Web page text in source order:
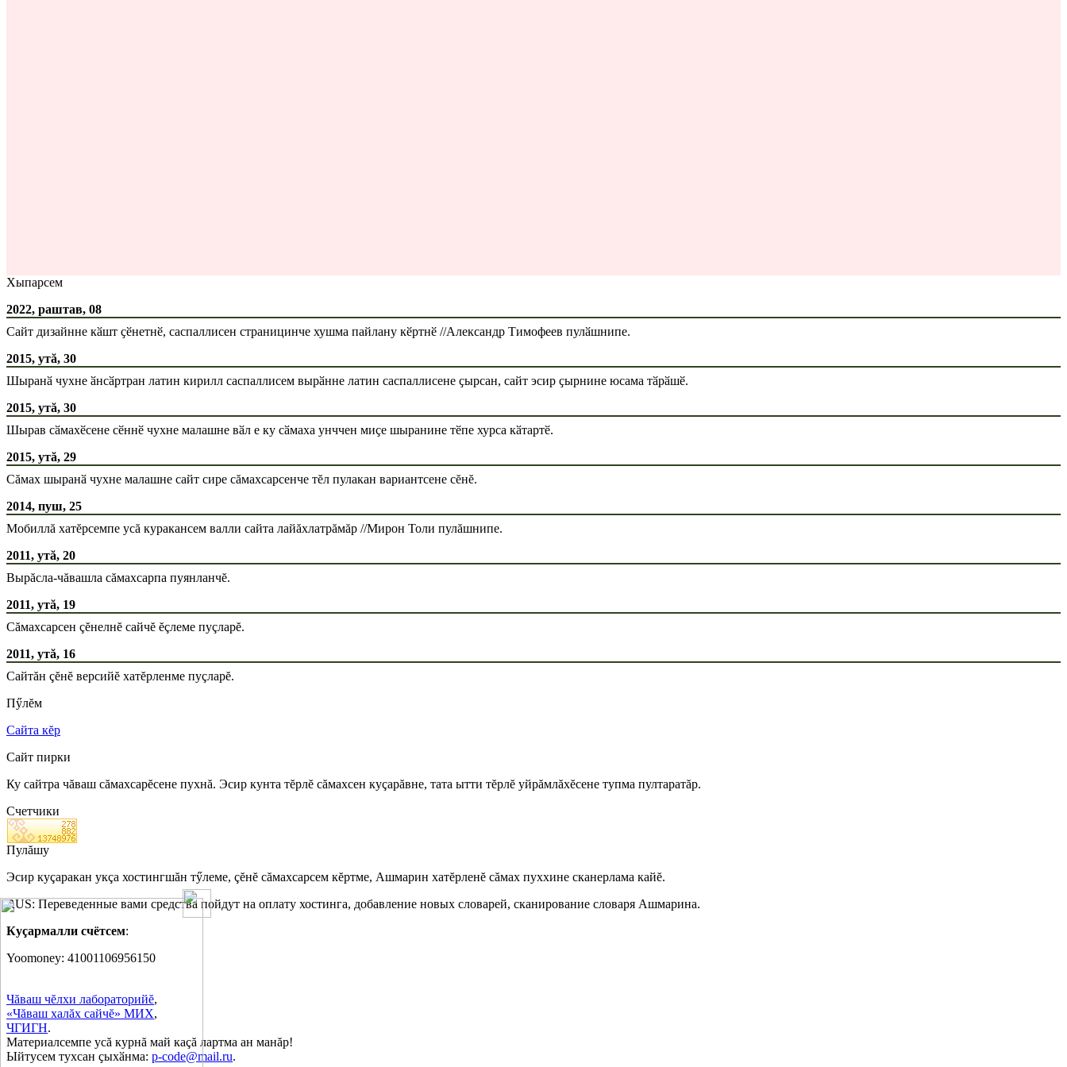
Хыпарсем
2022, раштав, 08
Сайт дизайнне кӑшт ҫӗнетнӗ, саспаллисен страницинче хушма пайлану кӗртнӗ //Александр Тимофеев пулӑшнипе.
2015, утă, 30
Шыранӑ чухне ӑнсӑртран латин кирилл саспаллисем вырӑнне латин саспаллисене ҫырсан, сайт эсир ҫырнине юсама тӑрӑшӗ.
2015, утă, 30
Шырав сӑмахӗсене сӗннӗ чухне малашне вӑл е ку сӑмаха унччен миҫе шыранине тӗпе хурса кӑтартӗ.
2015, утă, 29
Сăмах шыранӑ чухне малашне сайт сире сăмахсарсенче тĕл пулакан вариантсене сĕнĕ.
2014, пуш, 25
Мобиллă хатĕрсемпе усă куракансем валли сайта лайăхлатрăмăр //Мирон Толи пулăшнипе.
2011, утă, 20
Вырăсла-чăвашла сăмахсарпа пуянланчĕ.
2011, утă, 19
Сăмахсарсен çĕнелнĕ сайчĕ ĕçлеме пуçларĕ.
2011, утă, 16
Сайтăн çĕнĕ версийĕ хатĕрленме пуçларĕ.
Пӳлĕм
Сайта кĕр
Сайт пирки
Ку сайтра чăваш сăмахсарĕсене пухнă. Эсир кунта тĕрлĕ сăмахсен куçарăвне, тата ытти тĕрлĕ уйрăмлăхĕсене тупма пултаратăр.
Счетчики
Пулăшу
Эсир куçаракан укçа хостингшăн тӳлеме, çĕнĕ сăмахсарсем кĕртме, Ашмарин хатĕрленĕ сăмах пуххине сканерлама кайĕ.
RUS: Переведенные вами средства пойдут на оплату хостинга, добавление новых словарей, сканирование словаря Ашмарина.
Куçармалли счётсем:
Yoomoney: 41001106956150
Чăваш чĕлхи лабораторийĕ,
«Чăваш халăх сайчĕ» МИХ,
ЧГИГН.
Материалсемпе усă курнă май каçă лартма ан манăр!
Ыйтусем тухсан ҫыхӑнма: p-code@mail.ru.